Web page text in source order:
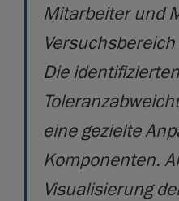
Mitarbeiter und
Die identifizierten
eine gezielte
Komponenten.
Visualisierung